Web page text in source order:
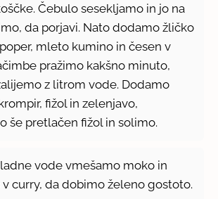
Čebulo sesekljamo in jo na
da porjavi. Nato dodamo žličko
mleto kumino in česen v
pražimo kakšno minuto,
z litrom vode. Dodamo
fižol in zelenjavo,
še pretlačen fižol in solimo.
vode vmešamo moko in
curry, da dobimo želeno gostoto.